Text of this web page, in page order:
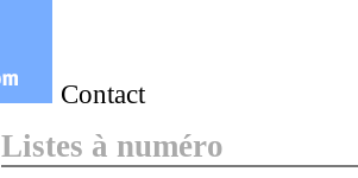
Contact
Listes à numéro